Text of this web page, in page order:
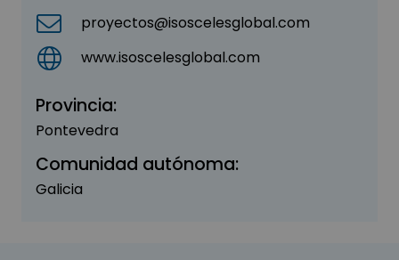
proyectos@isoscelesglobal.com
www.isoscelesglobal.com
Provincia:
Pontevedra
Comunidad autónoma:
Galicia